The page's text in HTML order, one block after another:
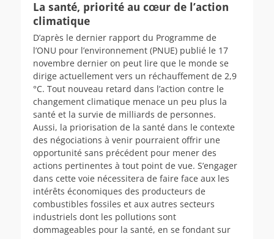
La santé, priorité au cœur de l’action
climatique
D’après le dernier rapport du Programme de
l’ONU pour l’environnement (PNUE) publié le 17
novembre dernier on peut lire que le monde se
dirige actuellement vers un réchauffement de 2,9
°C. Tout nouveau retard dans l’action contre le
changement climatique menace un peu plus la
santé et la survie de milliards de personnes.
Aussi, la priorisation de la santé dans le contexte
des négociations à venir pourraient offrir une
opportunité sans précédent pour mener des
actions pertinentes à tout point de vue. S’engager
dans cette voie nécessitera de faire face aux les
intérêts économiques des producteurs de
combustibles fossiles et aux autres secteurs
industriels dont les pollutions sont
dommageables pour la santé, en se fondant sur